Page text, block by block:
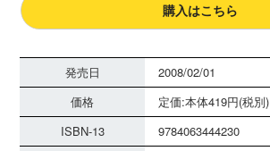
購入はこちら
発売日
2008/02/01
価格
定価:本体419円(税別)
ISBN-13
9784063444230